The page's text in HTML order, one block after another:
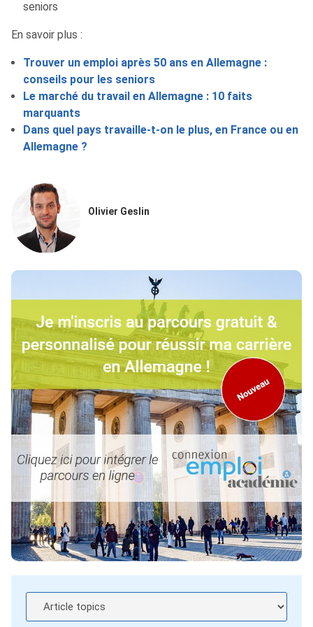
seniors
En savoir plus :
Trouver un emploi après 50 ans en Allemagne :
conseils pour les seniors
Le marché du travail en Allemagne : 10 faits
marquants
Dans quel pays travaille-t-on le plus, en France ou en
Allemagne ?
Olivier Geslin